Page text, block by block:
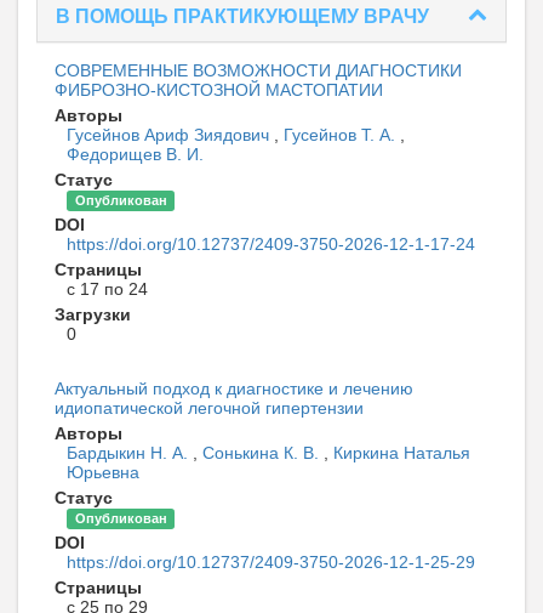
В ПОМОЩЬ ПРАКТИКУЮЩЕМУ ВРАЧУ
СОВРЕМЕННЫЕ ВОЗМОЖНОСТИ ДИАГНОСТИКИ
ФИБРОЗНО-КИСТОЗНОЙ МАСТОПАТИИ
Авторы
Гусейнов Ариф Зиядович
Гусейнов Т. А.
Федорищев В. И.
Статус
Опубликован
DOI
https://doi.org/10.12737/2409-3750-2026-12-1-17-24
Страницы
с 17 по 24
Загрузки
0
Актуальный подход к диагностике и лечению
идиопатической легочной гипертензии
Авторы
Бардыкин Н. А.
Сонькина К. В.
Киркина Наталья
Юрьевна
Статус
Опубликован
DOI
https://doi.org/10.12737/2409-3750-2026-12-1-25-29
Страницы
с 25 по 29